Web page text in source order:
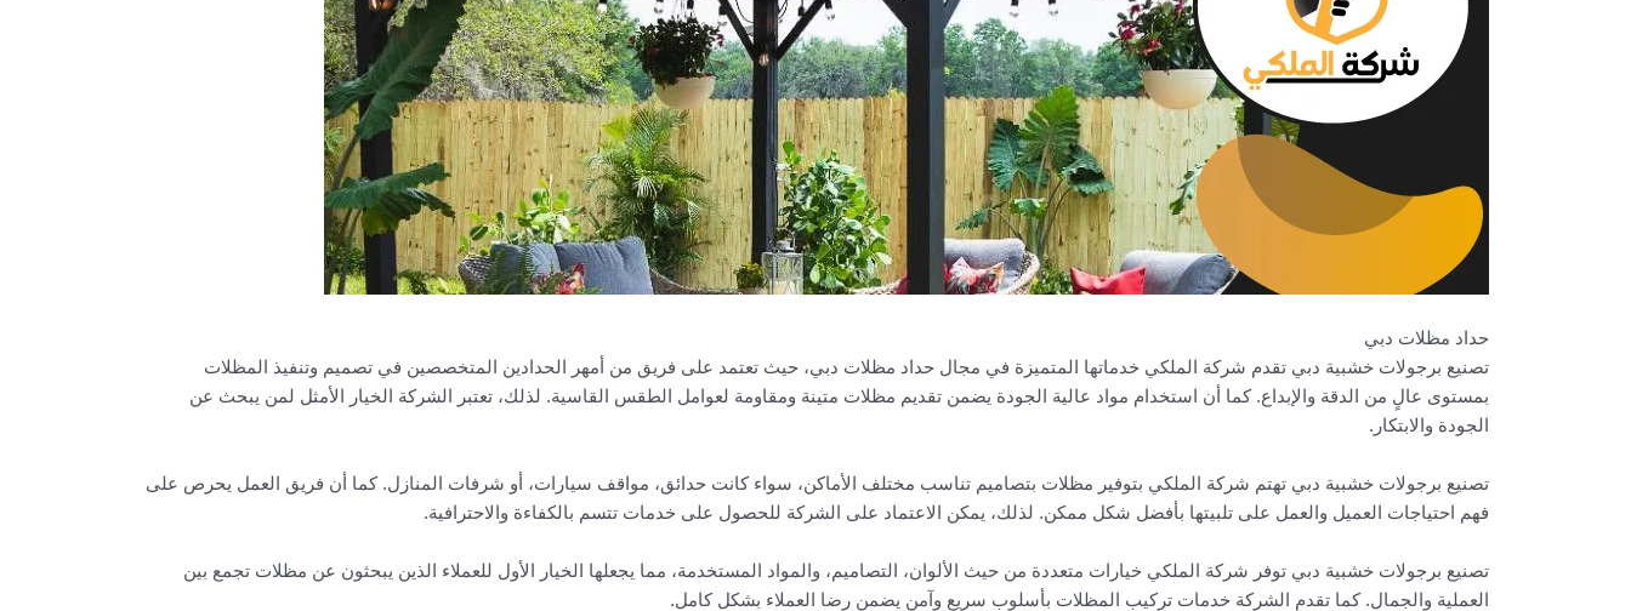
حداد مظلات دبي
تصنيع برجولات خشبية دبي تقدم شركة الملكي خدماتها المتميزة في مجال حداد مظلات دبي، حيث تعتمد على فريق من أمهر الحدادين المتخصصين في تصميم وتنفيذ المظلات
بمستوى عالٍ من الدقة والإبداع. كما أن استخدام مواد عالية الجودة يضمن تقديم مظلات متينة ومقاومة لعوامل الطقس القاسية. لذلك، تعتبر الشركة الخيار الأمثل لمن يبحث عن
الجودة والابتكار.
تصنيع برجولات خشبية دبي تهتم شركة الملكي بتوفير مظلات بتصاميم تناسب مختلف الأماكن، سواء كانت حدائق، مواقف سيارات، أو شرفات المنازل. كما أن فريق العمل يحرص على
فهم احتياجات العميل والعمل على تلبيتها بأفضل شكل ممكن. لذلك، يمكن الاعتماد على الشركة للحصول على خدمات تتسم بالكفاءة والاحترافية.
تصنيع برجولات خشبية دبي توفر شركة الملكي خيارات متعددة من حيث الألوان، التصاميم، والمواد المستخدمة، مما يجعلها الخيار الأول للعملاء الذين يبحثون عن مظلات تجمع بين
العملية والجمال. كما تقدم الشركة خدمات تركيب المظلات بأسلوب سريع وآمن يضمن رضا العملاء بشكل كامل.